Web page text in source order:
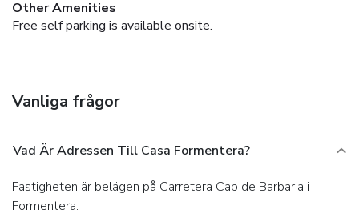
Other Amenities
Free self parking is available onsite.
Vanliga frågor
Vad Är Adressen Till Casa Formentera?
Fastigheten är belägen på Carretera Cap de Barbaria i
Formentera.